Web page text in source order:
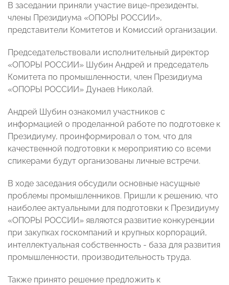
В заседании приняли участие вице-президенты,
члены Президиума «ОПОРЫ РОССИИ»,
представители Комитетов и Комиссий организации.
Председательствовали исполнительный директор
«ОПОРЫ РОССИИ» Шубин Андрей и председатель
Комитета по промышленности, член Президиума
«ОПОРЫ РОССИИ» Дунаев Николай.
Андрей Шубин ознакомил участников с
информацией о проделанной работе по подготовке к
Президиуму, проинформировал о том, что для
качественной подготовки к мероприятию со всеми
спикерами будут организованы личные встречи.
В ходе заседания обсудили основные насущные
проблемы промышленников. Пришли к решению, что
наиболее актуальными для подготовки к Президиуму
«ОПОРЫ РОССИИ» являются развитие конкуренции
при закупках госкомпаний и крупных корпораций,
интеллектуальная собственность - база для развития
промышленности, производительность труда.
Также принято решение предложить к